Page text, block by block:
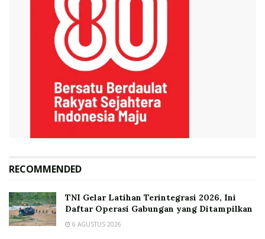
RECOMMENDED
TNI Gelar Latihan Terintegrasi 2026, Ini
Daftar Operasi Gabungan yang Ditampilkan
6 AGUSTUS 2026